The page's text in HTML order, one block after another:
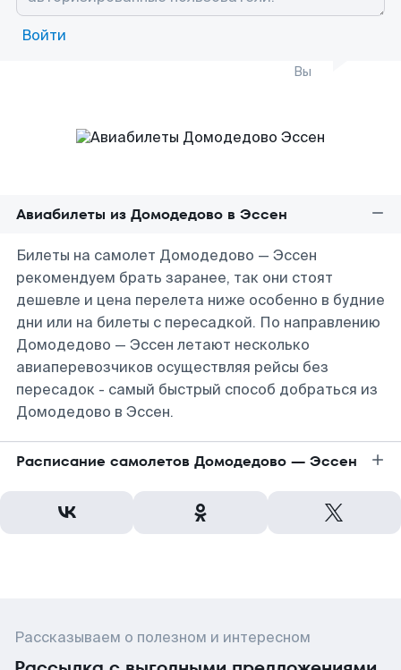
Войти
Вы
Авиабилеты из Домодедово в Эссен
Билеты на самолет Домодедово — Эссен
рекомендуем брать заранее, так они стоят
дешевле и цена перелета ниже особенно в будние
дни или на билеты с пересадкой. По направлению
Домодедово — Эссен летают несколько
авиаперевозчиков осуществляя рейсы без
пересадок - самый быстрый способ добраться из
Домодедово в Эссен.
Расписание самолетов Домодедово — Эссен
Рассказываем о полезном и интересном